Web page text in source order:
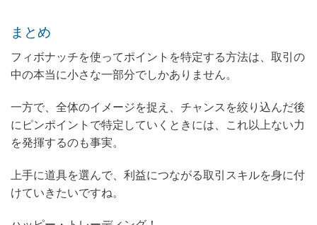
まとめ
フィボナッチを使ってポイントを特定する方法は、取引の
中の本当に小さな一部分でしかありません。
一方で、全体のイメージを捉え、チャンスを絞り込んだ後
にピンポイントで特定していくときには、これ以上ない力
を発揮するのも事実。
上手に道具を選んで、利益につながる取引スキルを身に付
けていきたいですね。